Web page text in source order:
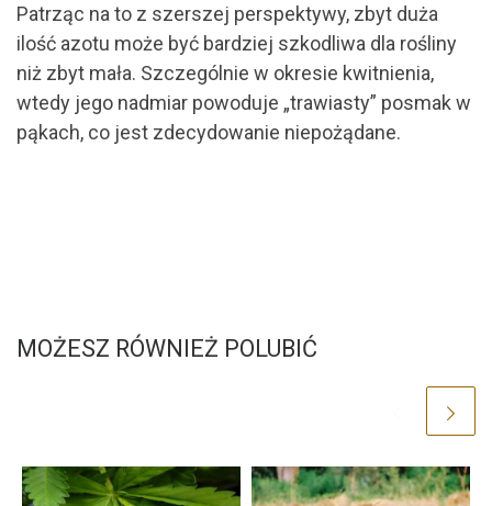
Patrząc na to z szerszej perspektywy, zbyt duża
ilość azotu może być bardziej szkodliwa dla rośliny
niż zbyt mała. Szczególnie w okresie kwitnienia,
wtedy jego nadmiar powoduje „trawiasty” posmak w
pąkach, co jest zdecydowanie niepożądane.
MOŻESZ RÓWNIEŻ POLUBIĆ